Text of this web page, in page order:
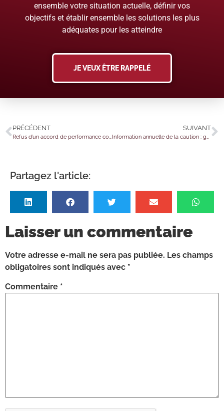
ensemble votre situation actuelle, définir vos
objectifs et établir ensemble les solutions les plus
adéquates pour les atteindre
JE VEUX ÊTRE RAPPELÉ
PRÉCÉDENT
Refus d’un accord de performance collective : un licenciement sous contrôle !
SUIVANT
Information annuelle de la caution : gare aux envois groupés !
Partagez l'article:
Laisser un commentaire
Votre adresse e-mail ne sera pas publiée. Les champs
obligatoires sont indiqués avec *
Commentaire *